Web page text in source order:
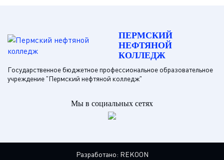
ПЕРМСКИЙ
НЕФТЯНОЙ
КОЛЛЕДЖ
Государственное бюджетное профессиональное образовательное
учреждение "Пермский нефтяной колледж"
Мы в социальных сетях
Разработано: REKOON